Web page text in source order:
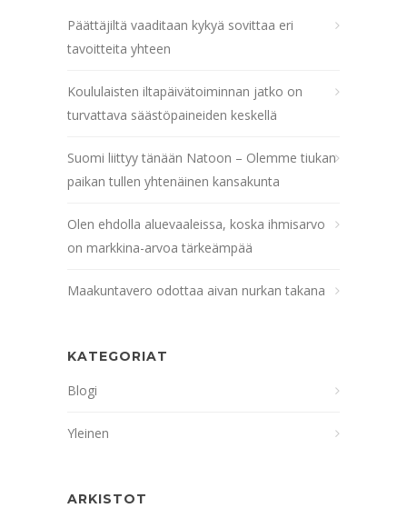
Päättäjiltä vaaditaan kykyä sovittaa eri
tavoitteita yhteen
Koululaisten iltapäivätoiminnan jatko on
turvattava säästöpaineiden keskellä
Suomi liittyy tänään Natoon – Olemme tiukan
paikan tullen yhtenäinen kansakunta
Olen ehdolla aluevaaleissa, koska ihmisarvo
on markkina-arvoa tärkeämpää
Maakuntavero odottaa aivan nurkan takana
KATEGORIAT
Blogi
Yleinen
ARKISTOT